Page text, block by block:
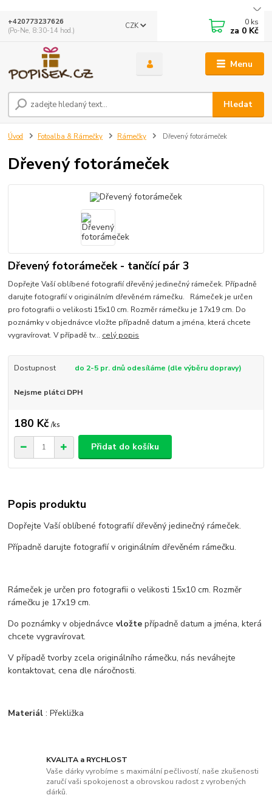
Menu
CZK
Hledat
+420773237626
(Po-Ne, 8:30-14 hod.)
0 ks
za 0 Kč
Úvod Fotoalba & Rámečky Rámečky Dřevený fotorámeček
Dřevený fotorámeček
Dřevený fotorámeček - tančící pár 3
Dopřejte Vaší oblíbené fotografií dřevěný jedinečný rámeček. Případně
darujte fotografií v originálním dřevěném rámečku. Rámeček je určen
pro fotografii o velikosti 15x10 cm. Rozměr rámečku je 17x19 cm. Do
poznámky v objednávce vložte případně datum a jména, která chcete
vygravírovat. V případě tv... celý popis
Dostupnost do 2-5 pr. dnů odesíláme (dle výběru dopravy)
Nejsme plátci DPH
180 Kč /ks
Přidat do košíku
KVALITA a RYCHLOST
Vaše dárky vyrobíme s maximální pečlivostí, naše zkušenosti
zaručí vaši spokojenost a obrovskou radost z vyrobených
dárků.
Popis produktu
Dopřejte Vaší oblíbené fotografií dřevěný jedinečný rámeček.
Případně darujte fotografií v originálním dřevěném rámečku.
Rámeček je určen pro fotografii o velikosti 15x10 cm. Rozměr
rámečku je 17x19 cm.
Do poznámky v objednávcevložtepřípadně datum a jména, která
chcete vygravírovat.
V případě tvorby zcela originálního rámečku, nás neváhejte
kontaktovat, cena dle náročnosti.
Materiál: Překližka